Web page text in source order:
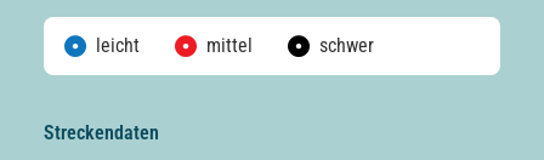
leicht mittel schwer
Streckendaten